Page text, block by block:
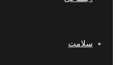
سلامت